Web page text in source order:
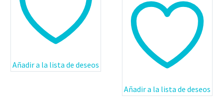
Añadir a la lista de deseos
Añadir a la lista de deseos